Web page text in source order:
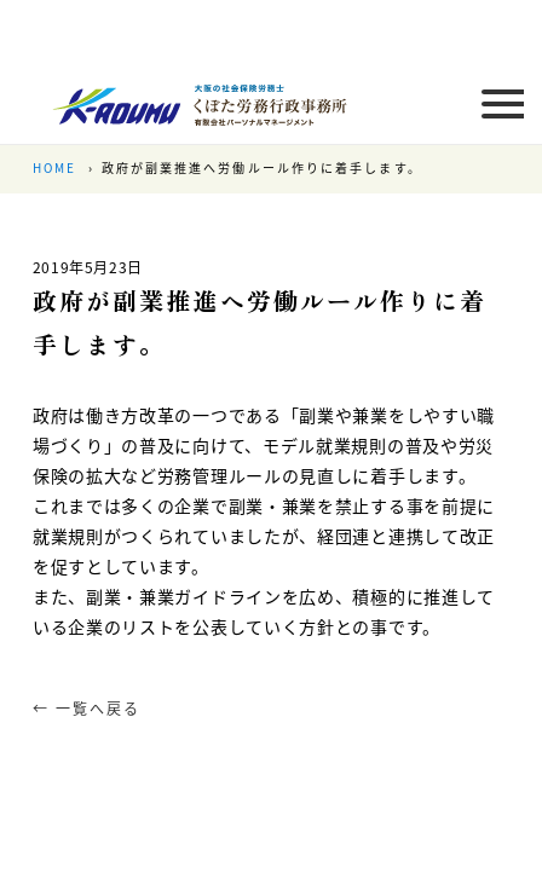
HOME 政府が副業推進へ労働ルール作りに着手します。
2019年5月23日
政府が副業推進へ労働ルール作りに着
手します。
政府は働き方改革の一つである「副業や兼業をしやすい職
場づくり」の普及に向けて、モデル就業規則の普及や労災
保険の拡大など労務管理ルールの見直しに着手します。
これまでは多くの企業で副業・兼業を禁止する事を前提に
就業規則がつくられていましたが、経団連と連携して改正
を促すとしています。
また、副業・兼業ガイドラインを広め、積極的に推進して
いる企業のリストを公表していく方針との事です。
← 一覧へ戻る